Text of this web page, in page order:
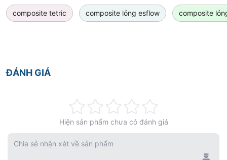
composite tetric composite lỏng esflow composite
ĐÁNH GIÁ
0%
Hiện sản phẩm chưa có đánh giá
Chia sẻ nhận xét về sản phẩm